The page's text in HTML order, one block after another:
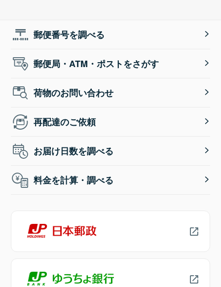
郵便番号を調べる
郵便局・ATM・ポストをさがす
荷物のお問い合わせ
再配達のご依頼
お届け日数を調べる
料金を計算・調べる